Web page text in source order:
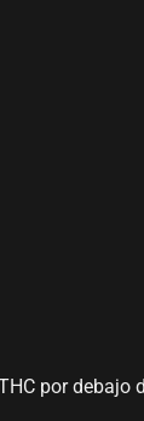
por debajo